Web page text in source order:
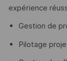
expérience
Gestion de
Pilotage